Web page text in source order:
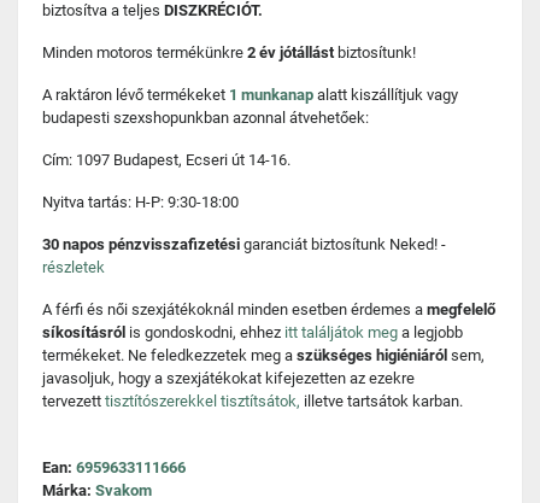
biztosítva a teljes DISZKRÉCIÓT.
Minden motoros termékünkre 2 év jótállást biztosítunk!
A raktáron lévő termékeket 1 munkanap alatt kiszállítjuk vagy
budapesti szexshopunkban azonnal átvehetőek:
Cím: 1097 Budapest, Ecseri út 14-16.
Nyitva tartás: H-P: 9:30-18:00
30 napos pénzvisszafizetési garanciát biztosítunk Neked! -
részletek
A férfi és női szexjátékoknál minden esetben érdemes a megfelelő
síkosításról is gondoskodni, ehhez itt találjátok meg a legjobb
termékeket. Ne feledkezzetek meg a szükséges higiéniáról sem,
javasoljuk, hogy a szexjátékokat kifejezetten az ezekre
tervezett tisztítószerekkel tisztítsátok, illetve tartsátok karban.
Ean: 6959633111666
Márka: Svakom